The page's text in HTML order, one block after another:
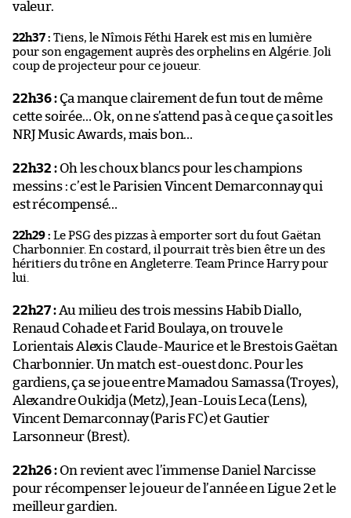
valeur.
22h37 : Tiens, le Nîmois Féthi Harek est mis en lumière
pour son engagement auprès des orphelins en Algérie. Joli
coup de projecteur pour ce joueur.
22h36 :Ça manque clairement de fun tout de même
cette soirée… Ok, on ne s’attend pas à ce que ça soit les
NRJ Music Awards, mais bon…
22h32 :Oh les choux blancs pour les champions
messins : c’est le Parisien Vincent Demarconnay qui
est récompensé…
22h29 : Le PSG des pizzas à emporter sort du fout Gaëtan
Charbonnier. En costard, il pourrait très bien être un des
héritiers du trône en Angleterre. Team Prince Harry pour
lui.
22h27 :Au milieu des trois messins Habib Diallo,
Renaud Cohade et Farid Boulaya, on trouve le
Lorientais Alexis Claude-Maurice et le Brestois Gaëtan
Charbonnier. Un match est-ouest donc. Pour les
gardiens, ça se joue entre Mamadou Samassa (Troyes),
Alexandre Oukidja (Metz), Jean-Louis Leca (Lens),
Vincent Demarconnay (Paris FC) et Gautier
Larsonneur (Brest).
22h26 :On revient avec l’immense Daniel Narcisse
pour récompenser le joueur de l’année en Ligue 2 et le
meilleur gardien.